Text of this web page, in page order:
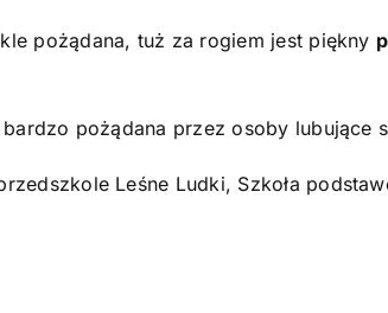
pożądana, tuż za rogiem jest piękny
pożądana przez osoby lubujące
Leśne Ludki, Szkoła